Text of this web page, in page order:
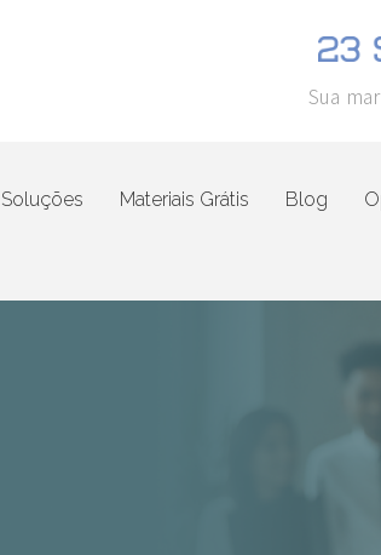
Sua
Soluções Materiais Grátis Blog